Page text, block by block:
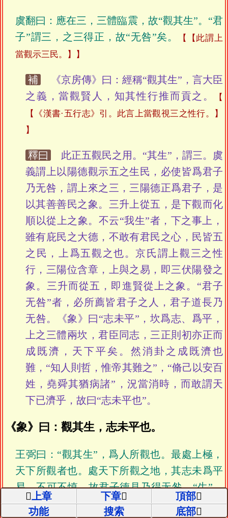
虞翻曰：應在三，三體臨震，故“觀其生”。“君
子”謂三，之三得正，故“无咎”矣。
【此謂上
當觀示三民。】
補
《京房傳》曰：經稱“觀其生”，言大臣
之義，當觀賢人，知其性行推而貢之。
【《漢書·五行志》引。此言上當觀視三之性行。】
釋曰
此正五觀民之用。“其生”，謂三。虞
義謂上以陽德觀示五之生民，必使皆爲君子
乃无咎，謂上來之三，三陽德正爲君子，是
以其善善民之象。三升上從五，是下觀而化
順以從上之象。不云“我生”者，下之事上，
雖有庇民之大德，不敢有君民之心，民皆五
之民，上爲五觀之也。京氏謂上觀三之性
行，三陽位含章，上與之易，即三伏陽發之
象。三升而從五，即進賢從上之象。“君子
无咎”者，必所薦皆君子之人，君子道長乃
无咎。《象》曰“志未平”，坎爲志、爲平，
上之三體兩坎，君臣同志，三正則初亦正而
成既濟，天下平矣。然消卦之成既濟也
難，“知人則哲，惟帝其難之”，“脩己以安百
姓，堯舜其猶病諸”，況當消時，而敢謂天
下已濟乎，故曰“志未平也”。
《象》曰：觀其生，志未平也。
王弼曰：“觀其生”，爲人所觀也。最處上極，
天下所觀者也。處天下所觀之地，其志未爲平
易，不可不慎，故君子德見乃得无咎。“生”，
猶動出也。
上章 下章
頂部
功能
搜索 底部